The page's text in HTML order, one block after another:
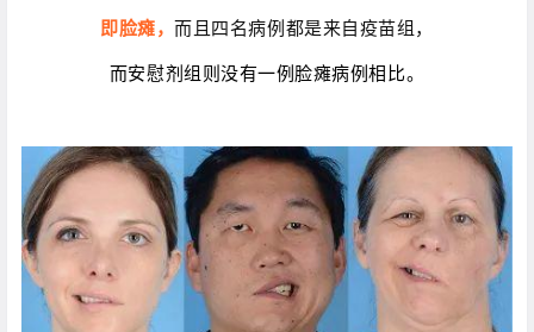
即脸瘫，而且四名病例都是来自疫苗组，
而安慰剂组则没有一例脸瘫病例相比。